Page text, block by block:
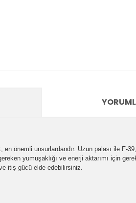
en önemli unsurlardandır. Uzun palası ile
yumuşaklığı ve enerji aktarımı için
itiş gücü elde edebilirsiniz.